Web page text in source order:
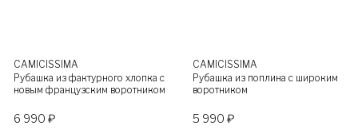
CAMICISSIMA
Рубашка из фактурного хлопка с
новым французским воротником
6 990 ₽
CAMICISSIMA
Рубашка из поплина с широким
воротником
5 990 ₽